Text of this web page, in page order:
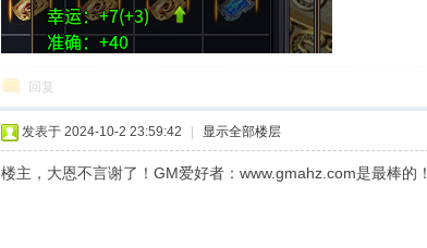
回复
发表于 2024-10-2 23:59:42 显示全部楼层
楼主，大恩不言谢了！GM爱好者：www.gmahz.com是最棒的！